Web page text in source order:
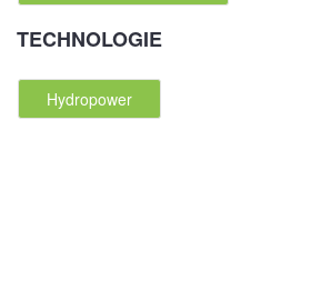
TECHNOLOGIE
Hydropower